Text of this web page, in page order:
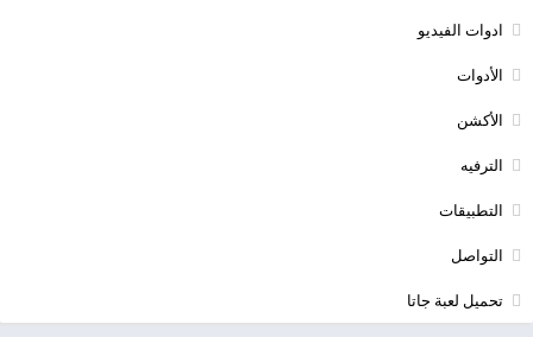
ادوات الفيديو
الأدوات
الأكشن
الترفيه
التطبيقات
التواصل
تحميل لعبة جاتا